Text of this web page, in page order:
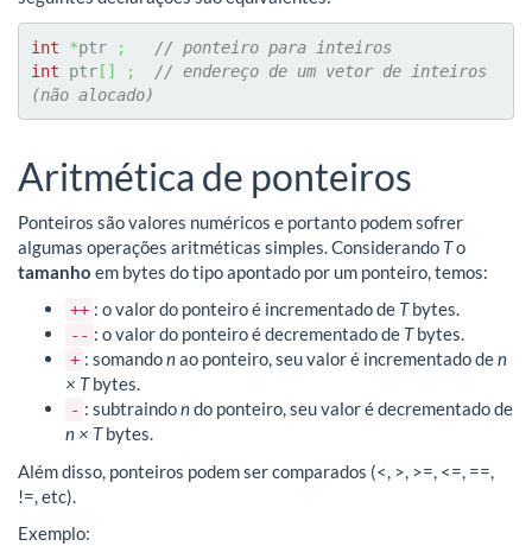
int *ptr ;
// ponteiro para inteiros
int ptr [ ] ;
// endereço de um vetor de inteiros
(não alocado)
Aritmética de ponteiros
Ponteiros são valores numéricos e portanto podem sofrer
algumas operações aritméticas simples. Considerando To
tamanho em bytes do tipo apontado por um ponteiro, temos:
++ : o valor do ponteiro é incrementado de Tbytes.
-- : o valor do ponteiro é decrementado de Tbytes.
+ : somandonao ponteiro, seu valor é incrementado den
× Tbytes.
- : subtraindondo ponteiro, seu valor é decrementado de
n × Tbytes.
Além disso, ponteiros podem ser comparados (<, >, >=, <=, ==,
!=, etc).
Exemplo: